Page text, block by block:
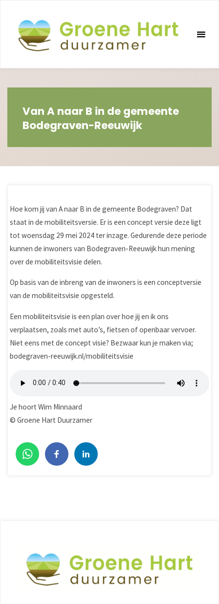
inhoud
Van A naar B in de gemeente
Bodegraven-Reeuwijk
Hoe kom jij van A naar B in de gemeente Bodegraven? Dat
staat in de mobiliteitsversie. Er is een concept versie deze ligt
tot woensdag 29 mei 2024 ter inzage. Gedurende deze periode
kunnen de inwoners van Bodegraven-Reeuwijk hun mening
over de mobiliteitsvisie delen.
Op basis van de inbreng van de inwoners is een conceptversie
van de mobiliteitsvisie opgesteld.
Een mobiliteitsvisie is een plan over hoe jij en ik ons
verplaatsen, zoals met auto’s, fietsen of openbaar vervoer.
Niet eens met de concept visie? Bezwaar kun je maken via;
bodegraven-reeuwijk.nl/mobiliteitsvisie
Je hoort Wim Minnaard
© Groene Hart Duurzamer